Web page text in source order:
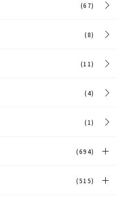
(67)
(8)
(11)
(4)
(1)
(694)
(515)